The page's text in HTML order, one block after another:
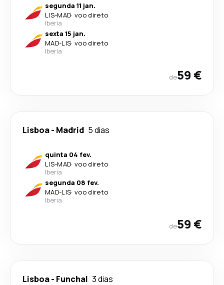
segunda 11 jan.
LIS-MAD· voo direto
Iberia
sexta 15 jan.
MAD-LIS· voo direto
Iberia
de59 €
Lisboa- Madrid 5 dias
quinta 04 fev.
LIS-MAD· voo direto
Iberia
segunda 08 fev.
MAD-LIS· voo direto
Iberia
de59 €
Lisboa- Funchal 3 dias